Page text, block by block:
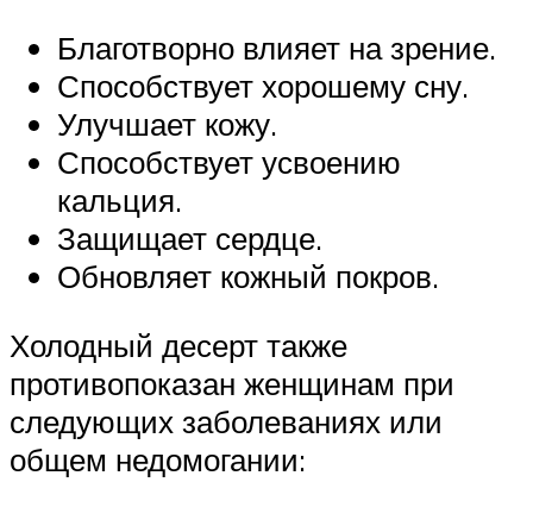
Благотворно влияет на зрение.
Способствует хорошему сну.
Улучшает кожу.
Способствует усвоению
кальция.
Защищает сердце.
Обновляет кожный покров.
Холодный десерт также
противопоказан женщинам при
следующих заболеваниях или
общем недомогании: